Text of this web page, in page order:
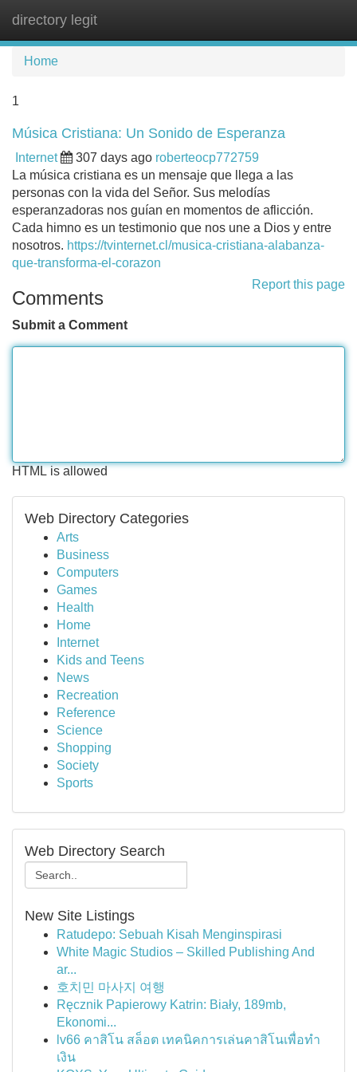
directory legit
Home
1
Música Cristiana: Un Sonido de Esperanza
Internet 307 days ago roberteocp772759
La música cristiana es un mensaje que llega a las
personas con la vida del Señor. Sus melodías
esperanzadoras nos guían en momentos de aflicción.
Cada himno es un testimonio que nos une a Dios y entre
nosotros. https://tvinternet.cl/musica-cristiana-alabanza-
que-transforma-el-corazon
Report this page
Comments
Submit a Comment
HTML is allowed
Web Directory Categories
Arts
Business
Computers
Games
Health
Home
Internet
Kids and Teens
News
Recreation
Reference
Science
Shopping
Society
Sports
Web Directory Search
New Site Listings
Ratudepo: Sebuah Kisah Menginspirasi
White Magic Studios – Skilled Publishing And
ar...
호치민 마사지 여행
Ręcznik Papierowy Katrin: Biały, 189mb,
Ekonomi...
lv66 คาสิโน สล็อต เทคนิคการเล่นคาสิโนเพื่อทำ
เงิน